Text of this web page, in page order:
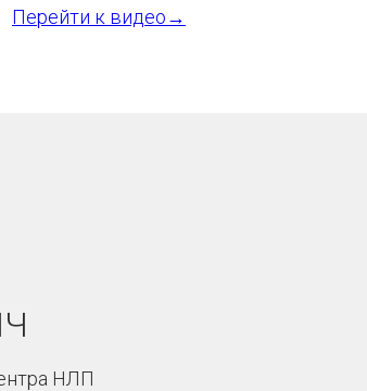
Перейти к видео→
НЛП